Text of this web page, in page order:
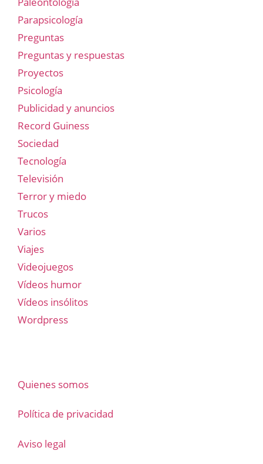
Parapsicología
Preguntas
Preguntas y respuestas
Proyectos
Psicología
Publicidad y anuncios
Record Guiness
Sociedad
Tecnología
Televisión
Terror y miedo
Trucos
Varios
Viajes
Videojuegos
Vídeos humor
Vídeos insólitos
Wordpress
Quienes somos
Política de privacidad
Aviso legal